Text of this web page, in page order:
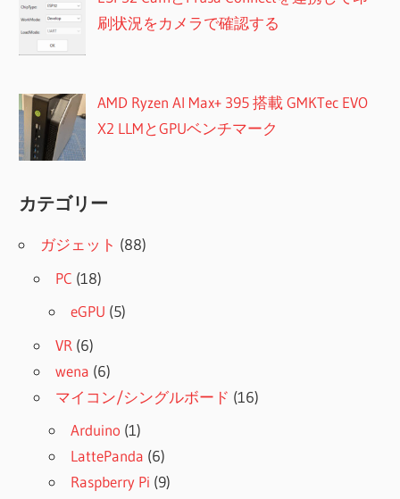
刷状況をカメラで確認する
AMD Ryzen AI Max+ 395 搭載 GMKTec EVO
X2 LLMとGPUベンチマーク
カテゴリー
ガジェット (88)
PC (18)
eGPU (5)
VR (6)
wena (6)
マイコン/シングルボード (16)
Arduino (1)
LattePanda (6)
Raspberry Pi (9)